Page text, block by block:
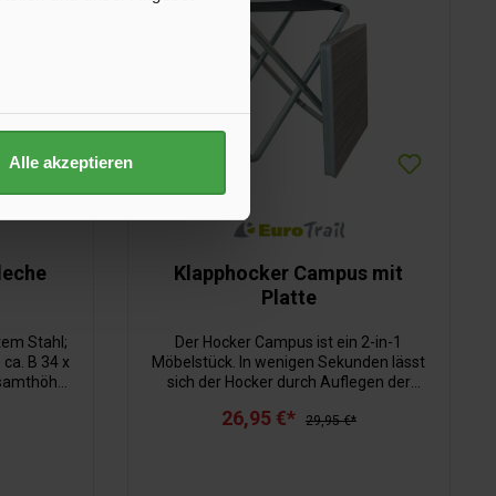
Alle akzeptieren
Stahl;
B 34 x
Klapphocker Campus mit
Platte
Der Hocker Campus ist ein 2-in-1
Möbelstück. In wenigen Sekunden lässt
sich der Hocker durch Auflegen der
Beistelltisch umfunktionieren.
26,95 €* 29,95 €*